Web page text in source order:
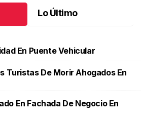
Lo Último
En Puente Vehicular
Turistas De Morir Ahogados En
En Fachada De Negocio En